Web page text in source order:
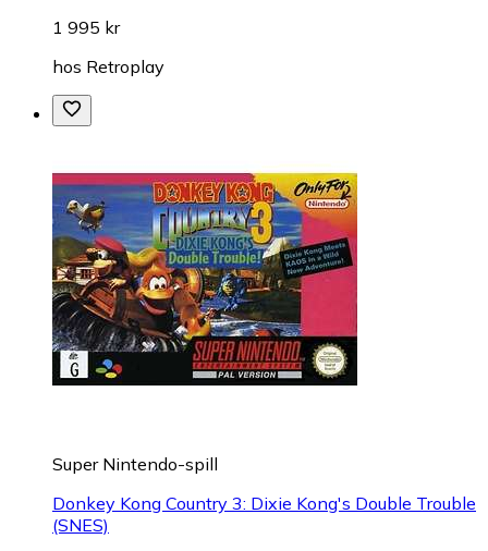
1 995 kr
hos Retroplay
Super Nintendo-spill
Donkey Kong Country 3: Dixie Kong's Double Trouble
(SNES)